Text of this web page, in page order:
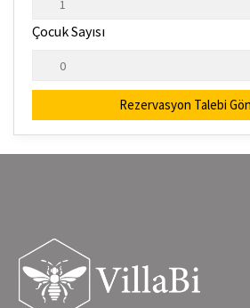
Çocuk Sayısı
Rezervasyon Talebi